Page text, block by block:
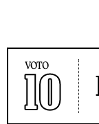
VOTO
10